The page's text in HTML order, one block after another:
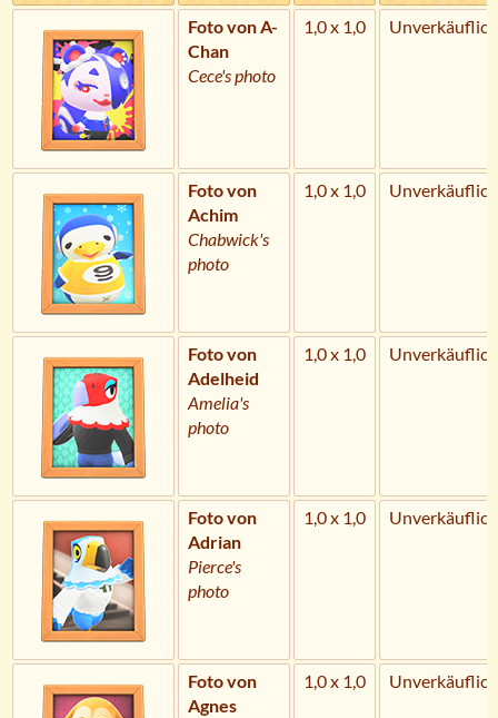
Foto von A-
Chan
Cece's photo
1,0 x 1,0 Unverkäuflich
Foto von
Achim
Chabwick's
photo
1,0 x 1,0 Unverkäuflich
Foto von
Adelheid
Amelia's
photo
1,0 x 1,0 Unverkäuflich
Foto von
Adrian
Pierce's
photo
1,0 x 1,0 Unverkäuflich
Foto von
Agnes
1,0 x 1,0 Unverkäuflich